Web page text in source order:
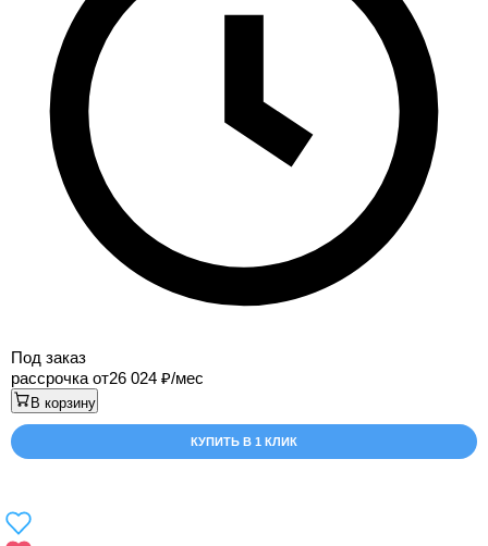
Под заказ
рассрочка от26 024 /мес
В корзину
КУПИТЬ В 1 КЛИК